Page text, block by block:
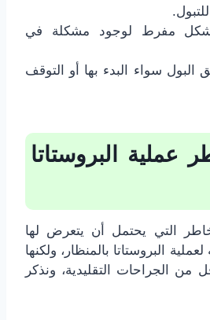
بشكل مفرط لوجود مشكلة في
سواء البدء بها أو التوقف
عملية البروستاتا
التي يحتمل أن يتعرض لها
البروستاتا بالمنظار، ولكنها
من الجراحات التقليدية، ونذكر